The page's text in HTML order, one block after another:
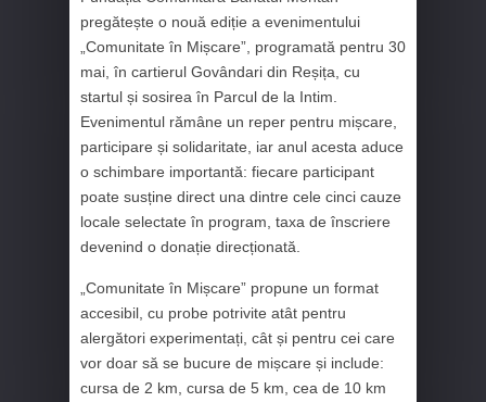
pregătește o nouă ediție a evenimentului
„Comunitate în Mișcare”, programată pentru 30
mai, în cartierul Govândari din Reșița, cu
startul și sosirea în Parcul de la Intim.
Evenimentul rămâne un reper pentru mișcare,
participare și solidaritate, iar anul acesta aduce
o schimbare importantă: fiecare participant
poate susține direct una dintre cele cinci cauze
locale selectate în program, taxa de înscriere
devenind o donație direcționată.
„Comunitate în Mișcare” propune un format
accesibil, cu probe potrivite atât pentru
alergători experimentați, cât și pentru cei care
vor doar să se bucure de mișcare și include:
cursa de 2 km, cursa de 5 km, cea de 10 km